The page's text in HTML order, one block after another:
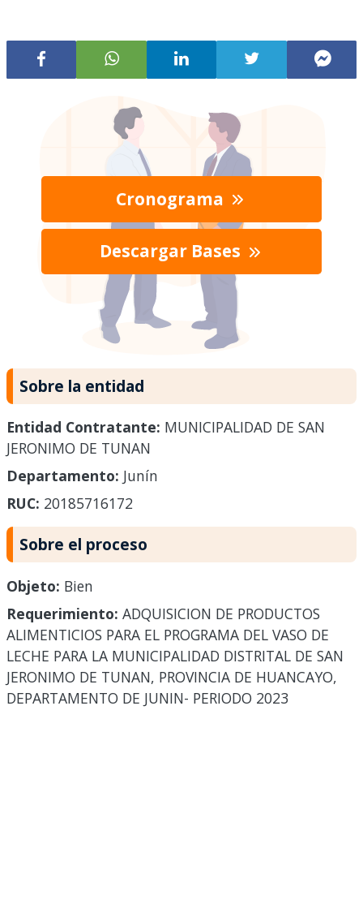
Cronograma
Descargar Bases
Sobre la entidad
Entidad Contratante: MUNICIPALIDAD DE SAN
JERONIMO DE TUNAN
Departamento: Junín
RUC: 20185716172
Sobre el proceso
Objeto: Bien
Requerimiento: ADQUISICION DE PRODUCTOS
ALIMENTICIOS PARA EL PROGRAMA DEL VASO DE
LECHE PARA LA MUNICIPALIDAD DISTRITAL DE SAN
JERONIMO DE TUNAN, PROVINCIA DE HUANCAYO,
DEPARTAMENTO DE JUNIN- PERIODO 2023